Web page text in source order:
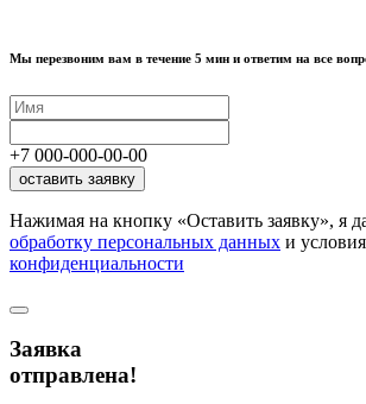
Мы перезвоним вам в течение 5 мин и ответим на все
+7 000-000-00-00
оставить заявку
Нажимая на кнопку «Оставить заявку», я
обработку персональных данных и условия
конфиденциальности
Заявка
отправлена!